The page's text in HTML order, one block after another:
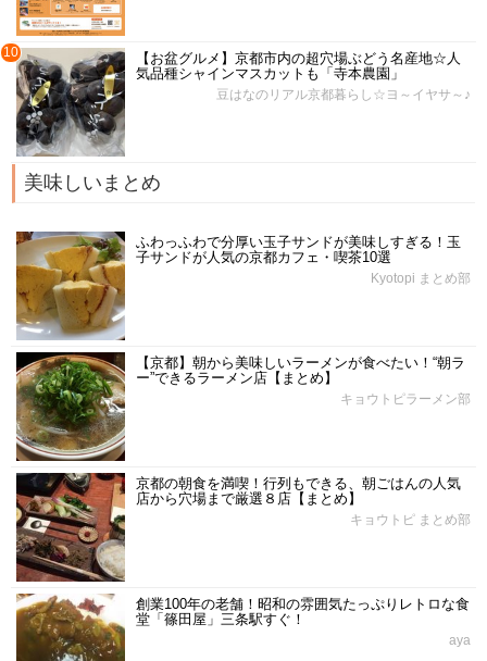
10
【お盆グルメ】京都市内の超穴場ぶどう名産地☆人
気品種シャインマスカットも「寺本農園」
豆はなのリアル京都暮らし☆ヨ～イヤサ～♪
美味しいまとめ
ふわっふわで分厚い玉子サンドが美味しすぎる！玉
子サンドが人気の京都カフェ・喫茶10選
Kyotopi まとめ部
【京都】朝から美味しいラーメンが食べたい！“朝ラ
ー”できるラーメン店【まとめ】
キョウトピラーメン部
京都の朝食を満喫！行列もできる、朝ごはんの人気
店から穴場まで厳選８店【まとめ】
キョウトピ まとめ部
創業100年の老舗！昭和の雰囲気たっぷりレトロな食
堂「篠田屋」三条駅すぐ！
aya